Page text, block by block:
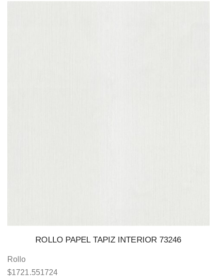
ROLLO PAPEL TAPIZ INTERIOR 73246
Rollo
$1721.551724